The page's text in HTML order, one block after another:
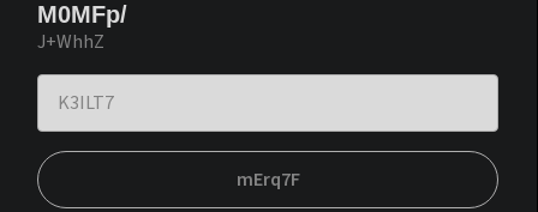
M0MFp/
J+WhhZ
mErq7F